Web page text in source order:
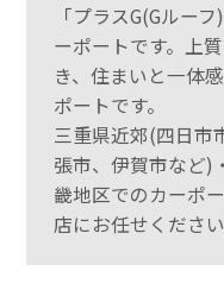
「プラスG(Gルー
ーポートです。上
き、住まいと一体
ポートです。
三重県近郊(四日市
張市、伊賀市など)
畿地区でのカーポ
店にお任せくださ